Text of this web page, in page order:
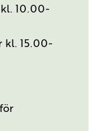
10.00-
kl. 15.00-